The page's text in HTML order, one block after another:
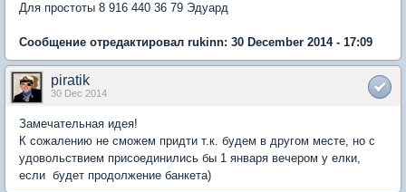
Для простоты 8 916 440 36 79 Эдуард
Сообщение отредактировал rukinn: 30 December 2014 - 17:09
piratik
30 Dec 2014
Замечательная идея!
К сожалению не сможем придти т.к. будем в другом месте, но с
удовольствием присоединились бы 1 января вечером у елки,
если будет продолжение банкета)